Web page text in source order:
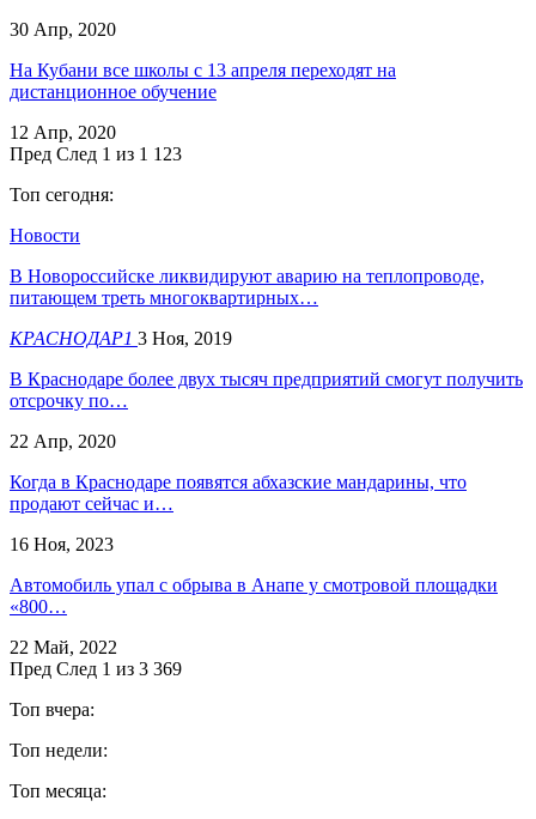
30 Апр, 2020
На Кубани все школы с 13 апреля переходят на
дистанционное обучение
12 Апр, 2020
Пред След 1 из 1 123
Топ сегодня:
Новости
В Новороссийске ликвидируют аварию на теплопроводе,
питающем треть многоквартирных…
КРАСНОДАР1 3 Ноя, 2019
В Краснодаре более двух тысяч предприятий смогут получить
отсрочку по…
22 Апр, 2020
Когда в Краснодаре появятся абхазские мандарины, что
продают сейчас и…
16 Ноя, 2023
Автомобиль упал с обрыва в Анапе у смотровой площадки
«800…
22 Май, 2022
Пред След 1 из 3 369
Топ вчера:
Топ недели:
Топ месяца: